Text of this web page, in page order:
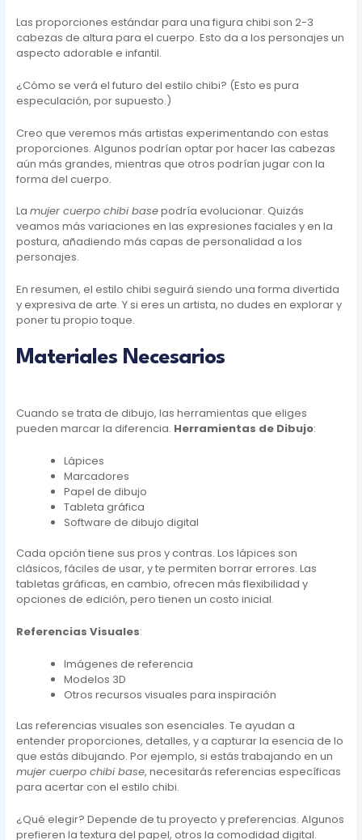
Las proporciones estándar para una figura chibi son 2-3
cabezas de altura para el cuerpo. Esto da a los personajes un
aspecto adorable e infantil.
¿Cómo se verá el futuro del estilo chibi? (Esto es pura
especulación, por supuesto.)
Creo que veremos más artistas experimentando con estas
proporciones. Algunos podrían optar por hacer las cabezas
aún más grandes, mientras que otros podrían jugar con la
forma del cuerpo.
Lamujer cuerpo chibi basepodría evolucionar. Quizás
veamos más variaciones en las expresiones faciales y en la
postura, añadiendo más capas de personalidad a los
personajes.
En resumen, el estilo chibi seguirá siendo una forma divertida
y expresiva de arte. Y si eres un artista, no dudes en explorar y
poner tu propio toque.
Materiales Necesarios
Cuando se trata de dibujo, las herramientas que eliges
pueden marcar la diferencia. Herramientas de Dibujo:
Lápices
Marcadores
Papel de dibujo
Tableta gráfica
Software de dibujo digital
Cada opción tiene sus pros y contras. Los lápices son
clásicos, fáciles de usar, y te permiten borrar errores. Las
tabletas gráficas, en cambio, ofrecen más flexibilidad y
opciones de edición, pero tienen un costo inicial.
Referencias Visuales:
Imágenes de referencia
Modelos 3D
Otros recursos visuales para inspiración
Las referencias visuales son esenciales. Te ayudan a
entender proporciones, detalles, y a capturar la esencia de lo
que estás dibujando. Por ejemplo, si estás trabajando en un
mujer cuerpo chibi base, necesitarás referencias específicas
para acertar con el estilo chibi.
¿Qué elegir? Depende de tu proyecto y preferencias. Algunos
prefieren la textura del papel, otros la comodidad digital.